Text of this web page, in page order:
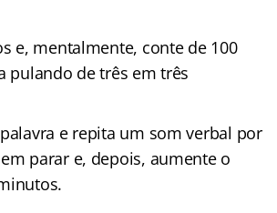
e, mentalmente, conte de 100
pulando de três em três
e repita um som verbal por
parar e, depois, aumente o